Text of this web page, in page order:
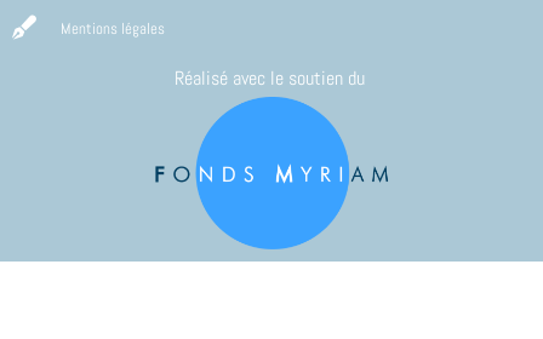
Mentions légales
Réalisé avec le soutien du